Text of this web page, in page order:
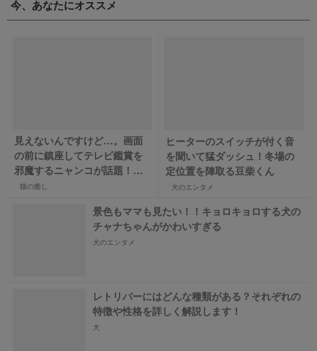
今、あなたにオススメ
見えないんですけど…。画面
の前に鎮座してテレビ鑑賞を
邪魔するニャンコが話題！
【バズ部】
猫の癒し
ヒーターのスイッチが付く音
を聞いて猛ダッシュ！冬場の
定位置を陣取る豆柴くん
犬のエンタメ
景色もママも見たい！！キョロキョロする犬の
チャナちゃんがかわいすぎる
犬のエンタメ
レトリバーにはどんな種類がある？それぞれの
特徴や性格を詳しく解説します！
犬